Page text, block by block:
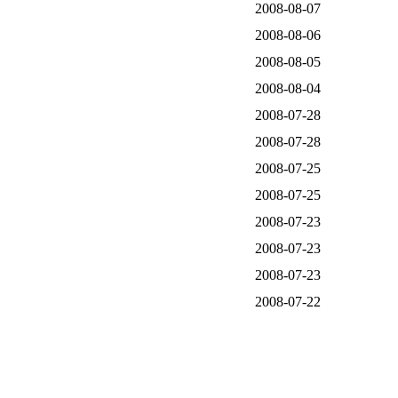
2008-08-07
2008-08-06
2008-08-05
2008-08-04
2008-07-28
2008-07-28
2008-07-25
2008-07-25
2008-07-23
2008-07-23
2008-07-23
2008-07-22